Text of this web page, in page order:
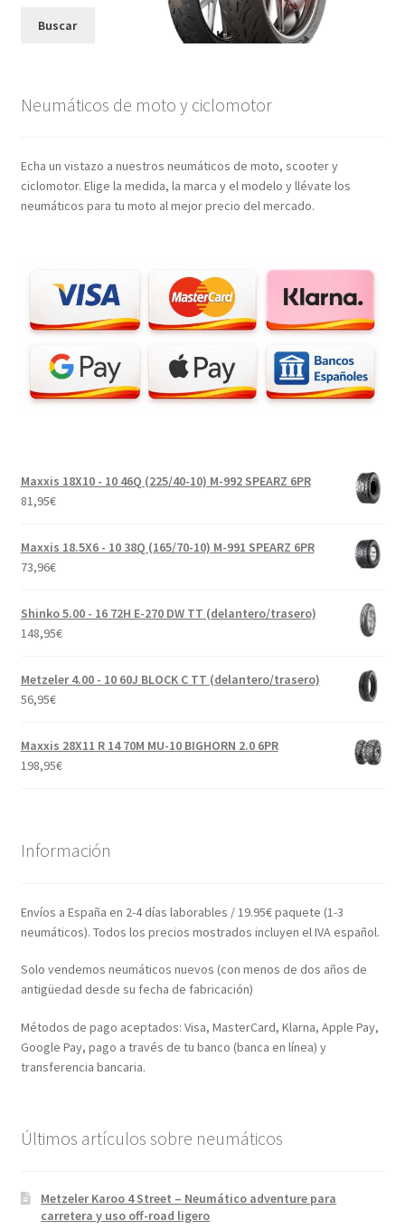
Buscar
Neumáticos de moto y ciclomotor
Echa un vistazo a nuestros neumáticos de moto, scooter y
ciclomotor. Elige la medida, la marca y el modelo y llévate los
neumáticos para tu moto al mejor precio del mercado.
Maxxis 18X10 - 10 46Q (225/40-10) M-992 SPEARZ 6PR
81,95€
Maxxis 18.5X6 - 10 38Q (165/70-10) M-991 SPEARZ 6PR
73,96€
Shinko 5.00 - 16 72H E-270 DW TT (delantero/trasero)
148,95€
Metzeler 4.00 - 10 60J BLOCK C TT (delantero/trasero)
56,95€
Maxxis 28X11 R 14 70M MU-10 BIGHORN 2.0 6PR
198,95€
Información
Envíos a España en 2-4 días laborables / 19.95€ paquete (1-3
neumáticos). Todos los precios mostrados incluyen el IVA español.
Solo vendemos neumáticos nuevos (con menos de dos años de
antigüedad desde su fecha de fabricación)
Métodos de pago aceptados: Visa, MasterCard, Klarna, Apple Pay,
Google Pay, pago a través de tu banco (banca en línea) y
transferencia bancaria.
Últimos artículos sobre neumáticos
Metzeler Karoo 4 Street – Neumático adventure para
carretera y uso off-road ligero